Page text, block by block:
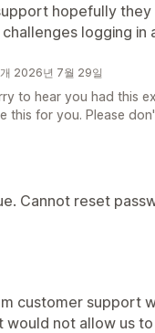
hopefully they
logging
2026년 7월 29일
to hear you had this
this for you. Please
Cannot reset
customer support
would not allow us